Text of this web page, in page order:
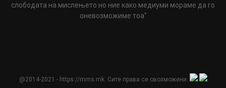
слободата на мислењето но ние како медиуми мораме да го
оневозможиме тоа"
@2014-2021 - https://mms.mk. Сите права се овозможени.